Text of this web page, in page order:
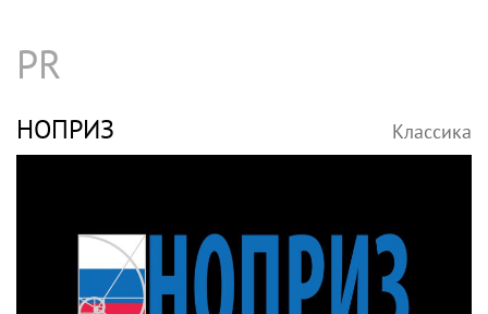
PR
НОПРИЗ Классика